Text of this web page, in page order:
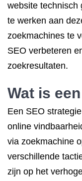
website technisch
te werken aan
zoekmachines te
SEO verbeteren
zoekresultaten.
Wat is een
Een SEO
online
via zoekmachine
verschillende
zijn op het